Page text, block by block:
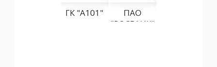
ГК "А101"
ПАО
"РОСБАНК"